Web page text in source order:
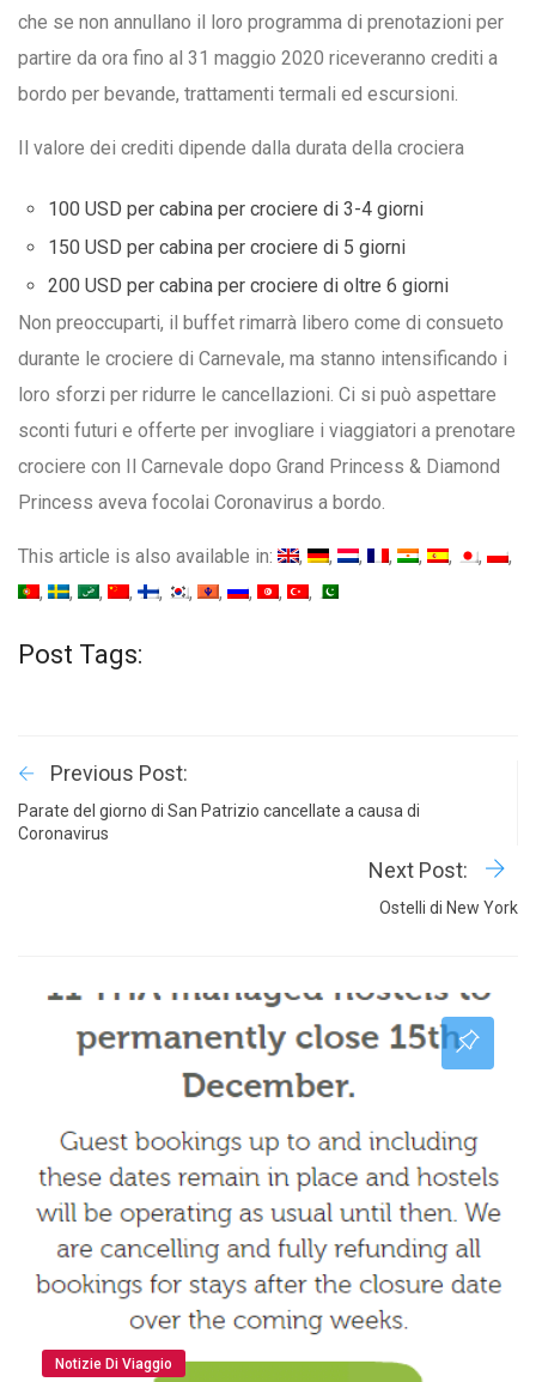
che se non annullano il loro programma di prenotazioni per
partire da ora fino al 31 maggio 2020 riceveranno crediti a
bordo per bevande, trattamenti termali ed escursioni.
Il valore dei crediti dipende dalla durata della crociera
100 USD per cabina per crociere di 3-4 giorni
150 USD per cabina per crociere di 5 giorni
200 USD per cabina per crociere di oltre 6 giorni
Non preoccuparti, il buffet rimarrà libero come di consueto
durante le crociere di Carnevale, ma stanno intensificando i
loro sforzi per ridurre le cancellazioni. Ci si può aspettare
sconti futuri e offerte per invogliare i viaggiatori a prenotare
crociere con Il Carnevale dopo Grand Princess & Diamond
Princess aveva focolai Coronavirus a bordo.
This article is also available in:
Post Tags:
Previous Post:
Parate del giorno di San Patrizio cancellate a causa di
Coronavirus
Next Post:
Ostelli di New York
Notizie Di Viaggio